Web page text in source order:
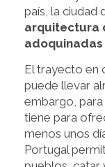
país, la ciudad
arquitectura
El trayecto en
puede llevar
embargo,
tiene para
menos unos
Portugal